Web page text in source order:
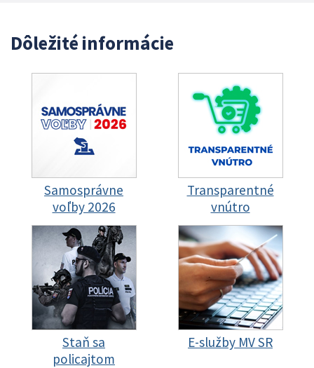
Dôležité informácie
Samosprávne
voľby 2026
Transparentné
vnútro
Staň sa
policajtom
E-služby MV SR